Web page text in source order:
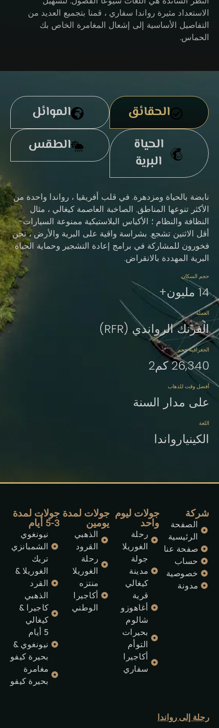
الاستعداد مثيرة رواندا سفاري ، قمنا بتجميع العديد من
التفاصيل الأساسية إلى إشعال المغامرة الخاص بك
الحماس.
الحقائق
الموائل
الحياة
البرية
الطقس
نابضة بالحياة ومزدهرة. في قلب أفريقيا ، رواندا واحدة من
الأكثر تنوعها المناطق. الصاخبة العاصمة كيغالي ، مثال
النظافة والنظام ؛ الأكياس البلاستيكية ممنوعة السيارات-
أقل الاثنين تشجع. بشراسة واقية على البرية والأرض ، نحن
فخورون للمشاركة في برامج إعادة التشجير وحماية الحياة
البرية المهددة بالانقراض.
حجم السكان
14 مليون+
العملة
الفرنك الرواندي (RFR)
الجغرافية حجم
26,340 كم2
أفضل وقت للذهاب
على مدار السنة
اللغة
الكينيارواندا
شركة
الصفحة
الرئيسية
صفحة عنا
حساب
خصوصية
مدونة
جولات ليوم
واحد
رحلة
الغوريلا
جولة
مدينة
كيغالي
قرية
أغاهوزو
شالوم
بحيرات
التوأم
أكاجيرا
سفاري
جولات لمدة
يومين
الذهبي
القرود
رحلة
الغوريلا
منتزه
أكاجيرا
الوطني
جولات لمدة
3-5 أيام
نيونغوي
الشمبانزي
تريك
الغوريلا &
القرد
الذهبي
كاجيرا &
كيغالي
5 أيام
نيونغوي &
بحيرة كيفو
مغامرة
بحيرة كيفو
رحلة إلى رواندا